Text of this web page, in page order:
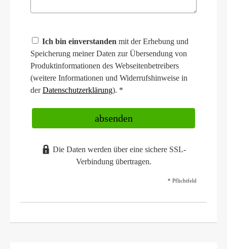
Ich bin einverstanden mit der Erhebung und
Speicherung meiner Daten zur Übersendung von
Produktinformationen des Webseitenbetreibers
(weitere Informationen und Widerrufshinweise in
derDatenschutzerklärung). *
absenden
Die Daten werden über eine sichere SSL-
Verbindung übertragen.
* Pflichtfeld